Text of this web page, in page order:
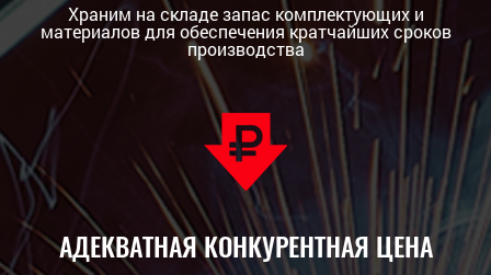
Храним на складе запас комплектующих и
материалов для обеспечения кратчайших сроков
производства
АДЕКВАТНАЯ КОНКУРЕНТНАЯ ЦЕНА